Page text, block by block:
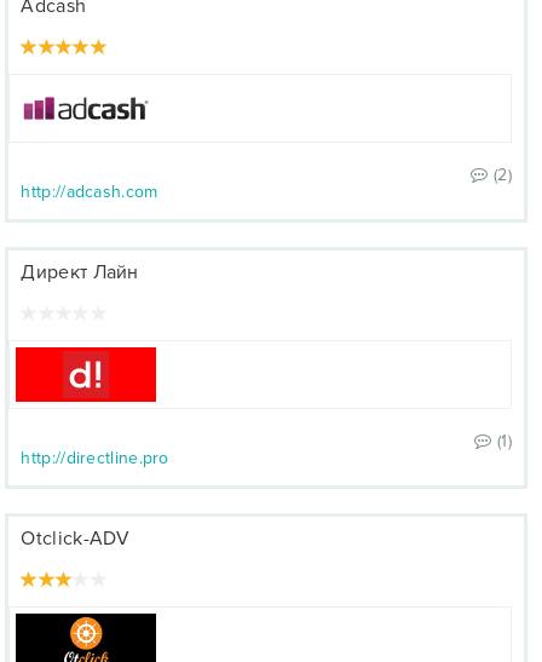
Adcash
(2)
http://adcash.com
Директ Лайн
(1)
http://directline.pro
Otclick-ADV